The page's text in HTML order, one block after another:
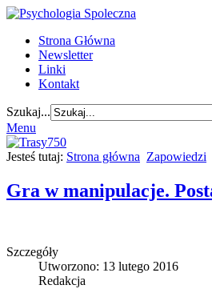
Strona Główna
Newsletter
Linki
Kontakt
Szukaj...
Menu
Jesteś tutaj: Strona główna Zapowiedzi
Gra w manipulacje.
Szczegóły
Utworzono: 13 lutego 2016
Redakcja